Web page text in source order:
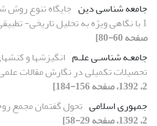
جامعه شناسی دین جایگاه تنوع روش
1 با نگاهی ویژه به تحلیل تاریخی- تطبیقی
صفحه 60-80]
جامعـه شناسـی علـم انگیزشها و
تحصیلات تکمیلی در نگارش مقالات
2، 1392، صفحه 156-184]
جمهوری اسلامی تحول گفتمان مجمع
2، 1392، صفحه 29-58]